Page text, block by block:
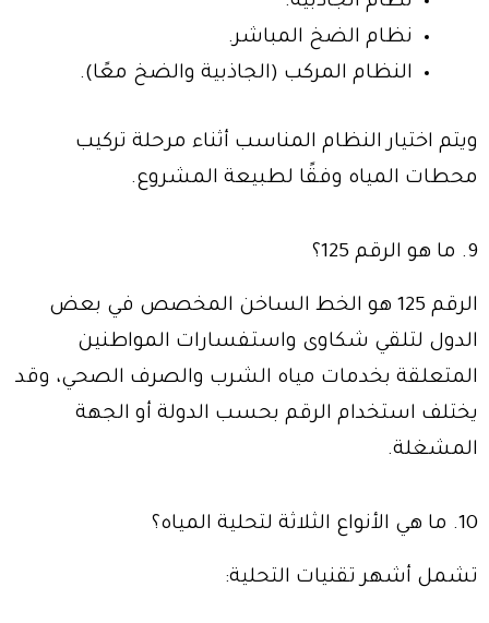
نظام الضخ المباشر.
النظام المركب (الجاذبية والضخ معًا).
ويتم اختيار النظام المناسب أثناء مرحلة تركيب
محطات المياه وفقًا لطبيعة المشروع.
9. ما هو الرقم 125؟
الرقم 125 هو الخط الساخن المخصص في بعض
الدول لتلقي شكاوى واستفسارات المواطنين
المتعلقة بخدمات مياه الشرب والصرف الصحي، وقد
يختلف استخدام الرقم بحسب الدولة أو الجهة
المشغلة.
10. ما هي الأنواع الثلاثة لتحلية المياه؟
تشمل أشهر تقنيات التحلية: